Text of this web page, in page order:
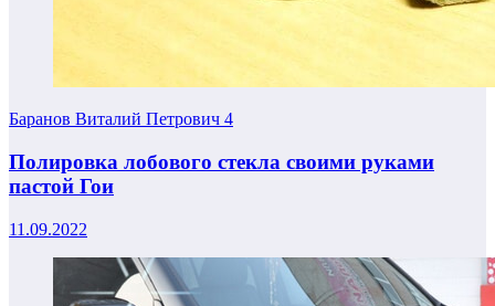
Баранов Виталий Петрович 4
Полировка лобового стекла своими руками
пастой Гои
11.09.2022